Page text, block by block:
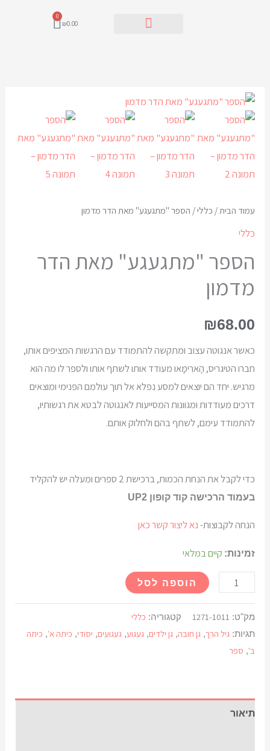
₪0.00
0
עגלת
עמוד הבית/ כללי/ הספר "מתגעגע" מאת הדר מדמון
כללי
הספר "מתגעגע" מאת הדר
מדמון
₪68.00
כאשר אנגוטה עצוב ומתקשה להתמודד עם הרגשות המציפים אותו,
חברו הטיגריס, הָארִימָאוּ מעודד אותו לשתף אותו ולספר לו מה הוא
מרגיש. יחד הם יוצאים למסע נפלא אל תוך עולמם הפנימי ומוצאים
דרכים מעודדות ומגוונות המסייעות לאנגוטה לבטא את רגשותיו,
להתמודד עימם, לשתף בהם ולחלוק אותם.
כדי לקבל את הנחת הכמות, ברכישת 2 ספרים ומעלה יש להקליד
בעמוד הרכישה קוד קופון UP2
הנחה לקבוצות-נא ליצור קשר כאן
זמינות: קיים במלאי
כמות
של
הספר
"מתגעגע"
מאת
מדמון
הוספה לסל
מק"ט: 1271-1011 קטגוריה: כללי
תגיות:גיל הרך,גן חובה,גן ילדים,געגוע,געגועים, יסודי, כיתה א', כיתה
ב', ספר
תיאור